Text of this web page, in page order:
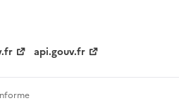
api.gouv.fr